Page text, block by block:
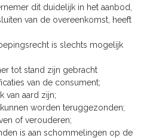
dit duidelijk in het aanbod,
van de overeenkomst, heeft
is slechts mogelijk
tot stand zijn gebracht
van de consument;
van aard zijn;
worden teruggezonden;
of verouderen;
is aan schommelingen op de